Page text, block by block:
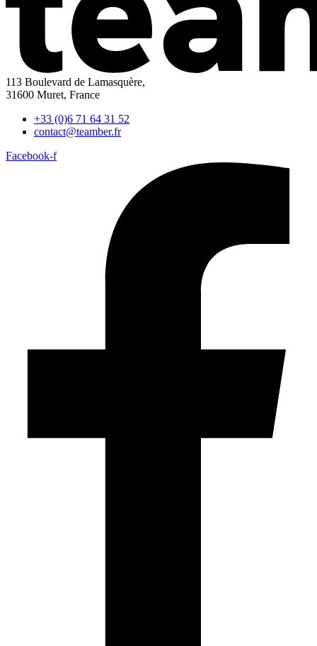
113 Boulevard de Lamasquère,
31600 Muret, France
+33 (0)6 71 64 31 52
contact@teamber.fr
Facebook-f